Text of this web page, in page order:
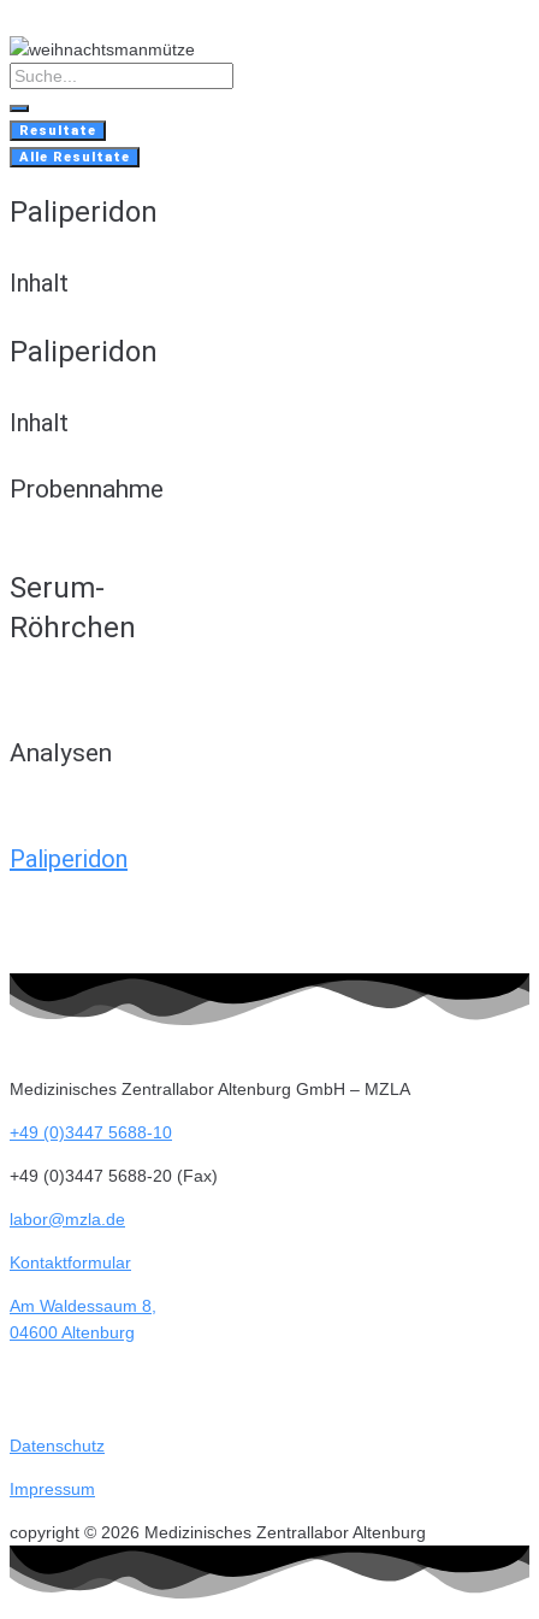
to
content
Search
...
Resultate
Alle Resultate
Paliperidon
Inhalt
Paliperidon
Inhalt
Probennahme
Serum-
Röhrchen
Analysen
Paliperidon
Medizinisches Zentrallabor Altenburg GmbH – MZLA
+49 (0)3447 5688-10
+49 (0)3447 5688-20 (Fax)
labor@mzla.de
Kontaktformular
Am Waldessaum 8,
04600 Altenburg
Datenschutz
Impressum
copyright © 2026 Medizinisches Zentrallabor Altenburg